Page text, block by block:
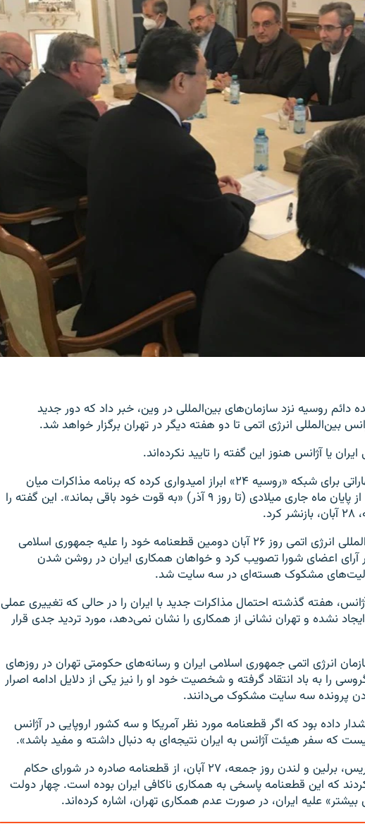
دائم روسیه نزد سازمان‌های بین‌المللی در وین، خبر داد که دور جدید
بین‌المللی انرژی اتمی تا دو هفته دیگر در تهران برگزار خواهد شد.
یا آژانس هنوز این گفته را تایید نکرده‌اند.
اما آقای اولیانوف در اظهاراتی برای شبکه «روسیه ۲۴» ابراز امیدواری کرده که برنامه مذاکرات میان
طرفین در تهران تا پیش از پایان ماه جاری میلادی (تا روز ۹ آذر) «به قوت خود باقی بماند». این گفته را
شورای حکام آژانس بین‌المللی انرژی اتمی روز ۲۶ آبان دومین قطعنامه خود را علیه جمهوری اسلامی
آرای اعضای شورا تصویب کرد و خواهان همکاری ایران در روشن شدن
مشکوک هسته‌ای در سه سایت شد.
هفته گذشته احتمال مذاکرات جدید با ایران را در حالی که تغییری عملی
نشده و تهران نشانی از همکاری را نشان نمی‌دهد، مورد تردید جدی قرار
انرژی اتمی جمهوری اسلامی ایران و رسانه‌های حکومتی تهران در روزهای
را به باد انتقاد گرفته و شخصیت خود او را نیز یکی از دلایل ادامه اصرار
پرونده سه سایت مشکوک می‌دانند.
داده بود که اگر قطعنامه مورد نظر آمریکا و سه کشور اروپایی در آژانس
که سفر هیئت آژانس به ایران نتیجه‌ای به دنبال داشته و مفید باشد».
دولت‌های واشینگتن، پاریس، برلین و لندن روز جمعه، ۲۷ آبان، از قطعنامه صادره در شورای حکام
که این قطعنامه پاسخی به همکاری ناکافی ایران بوده است. چهار دولت
بیشتر» علیه ایران، در صورت عدم همکاری تهران، اشاره کرده‌اند.